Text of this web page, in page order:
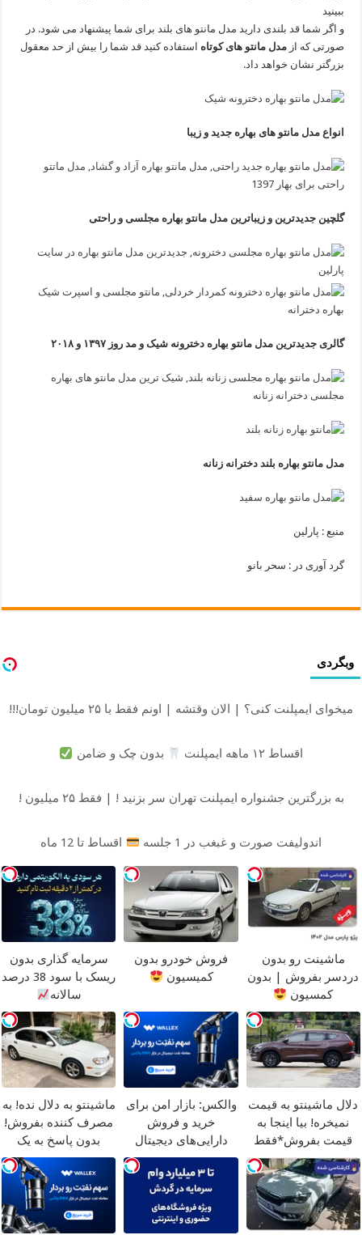
ببینید
و اگر شما قد بلندی دارید مدل مانتو های بلند برای شما پیشنهاد می شود. در
صورتی که از مدل مانتو های کوتاه استفاده کنید قد شما را بیش از حد معقول
بزرگتر نشان خواهد داد.
انواع مدل مانتو های بهاره جدید و زیبا
گلچین جدیدترین و زیباترین مدل مانتو بهاره مجلسی و راحتی
گالری جدیدترین مدل مانتو بهاره دخترونه شیک و مد روز ۱۳۹۷ و ۲۰۱۸
مدل مانتو بهاره بلند دخترانه زنانه
منبع : پارلین
گرد آوری در : سحر بانو
وبگردی
میخوای ایمپلنت کنی؟ | الان وقتشه | اونم فقط با ۲۵ میلیون تومان!!!
اقساط ۱۲ ماهه ایمپلنت بدون چک و ضامن
به بزرگترین جشنواره ایمپلنت تهران سر بزنید ! | فقط ۲۵ میلیون !
اندولیفت صورت و غبغب در 1 جلسه اقساط تا 12 ماه
ماشینت رو بدون
دردسر بفروش | بدون
کمسیون
فروش خودرو بدون
کمیسیون
سرمایه گذاری بدون
ریسک با سود 38 درصد
سالانه
دلال ماشینتو به قیمت
نمیخره! بیا اینجا به
قیمت بفروش*فقط
خریدار واقعی*
والکس: بازار امن برای
خرید و فروش
دارایی‌های دیجیتال
ماشینتو به دلال نده! به
مصرف کننده بفروش!
بدون پاسخ به یک
تماس